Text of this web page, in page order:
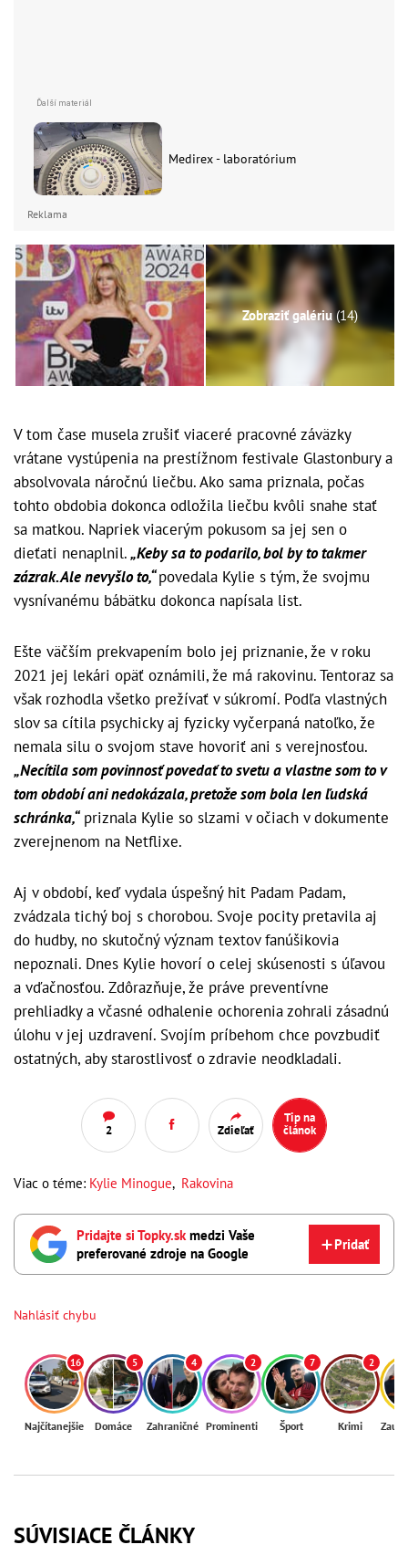
Medirex - laboratórium
Reklama
Zobraziť galériu(14)
V tom čase musela zrušiť viaceré pracovné záväzky
vrátane vystúpenia na prestížnom festivale Glastonbury a
absolvovala náročnú liečbu. Ako sama priznala, počas
tohto obdobia dokonca odložila liečbu kvôli snahe stať
sa matkou. Napriek viacerým pokusom sa jej sen o
dieťati nenaplnil.„Keby sa to podarilo, bol by to takmer
zázrak. Ale nevyšlo to,“povedala Kylie s tým, že svojmu
vysnívanému bábätku dokonca napísala list.
Ešte väčším prekvapením bolo jej priznanie, že v roku
2021 jej lekári opäť oznámili, že má rakovinu. Tentoraz sa
však rozhodla všetko prežívať v súkromí. Podľa vlastných
slov sa cítila psychicky aj fyzicky vyčerpaná natoľko, že
nemala silu o svojom stave hovoriť ani s verejnosťou.
„Necítila som povinnosť povedať to svetu a vlastne som to v
tom období ani nedokázala, pretože som bola len ľudská
schránka,“priznala Kylie so slzami v očiach v dokumente
zverejnenom na Netflixe.
Aj v období, keď vydala úspešný hit Padam Padam,
zvádzala tichý boj s chorobou. Svoje pocity pretavila aj
do hudby, no skutočný význam textov fanúšikovia
nepoznali. Dnes Kylie hovorí o celej skúsenosti s úľavou
a vďačnosťou. Zdôrazňuje, že práve preventívne
prehliadky a včasné odhalenie ochorenia zohrali zásadnú
úlohu v jej uzdravení. Svojím príbehom chce povzbudiť
ostatných, aby starostlivosť o zdravie neodkladali.
2 Zdieľať
Tip na
článok
Viac o téme: Kylie Minogue, Rakovina
Pridajte si Topky.sk medzi Vaše
preferované zdroje na Google
Pridať
Nahlásiť chybu
16
Najčítanejšie
5
Domáce
4
Zahraničné
2
Prominenti
7
Šport
2
Krimi
SÚVISIACE ČLÁNKY